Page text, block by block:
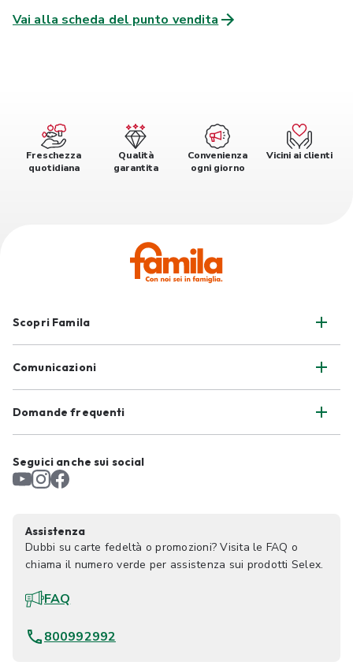
Vai alla scheda del punto vendita
Freschezza
quotidiana
Qualità
garantita
Convenienza
ogni giorno
Vicini ai clienti
Scopri Famila
Comunicazioni
Domande frequenti
Seguici anche sui social
Assistenza
Dubbi su carte fedeltà o promozioni? Visita le FAQ o
chiama il numero verde per assistenza sui prodotti Selex.
FAQ
800992992